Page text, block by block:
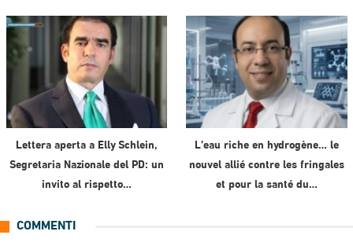
Lettera aperta a Elly Schlein,
Segretaria Nazionale del PD: un
invito al rispetto…
L’eau riche en hydrogène… le
nouvel allié contre les fringales
et pour la santé du…
COMMENTI